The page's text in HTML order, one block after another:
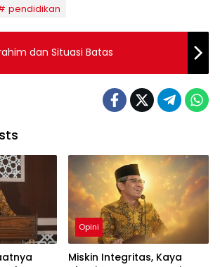
pendidikan
dan Situasi Batas
Opini
Miskin Integritas, Kaya